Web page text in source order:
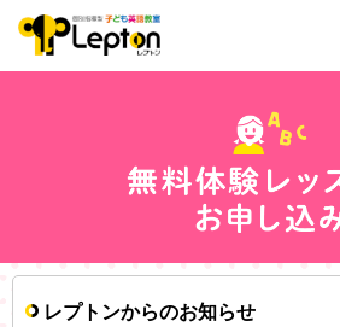
レプトンからのお知らせ